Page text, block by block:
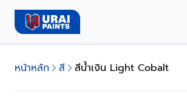
หน้าหลัก สี สีน้ำเงิน Light Cobalt